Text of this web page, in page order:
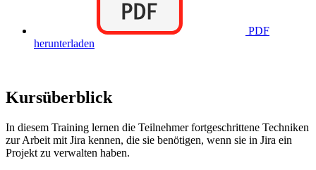
PDF
herunterladen
Kursüberblick
In diesem Training lernen die Teilnehmer fortgeschrittene Techniken
zur Arbeit mit Jira kennen, die sie benötigen, wenn sie in Jira ein
Projekt zu verwalten haben.